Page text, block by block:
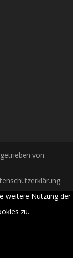
von
weitere Nutzung der
zu.